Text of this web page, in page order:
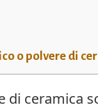
o polvere di
di ceramica